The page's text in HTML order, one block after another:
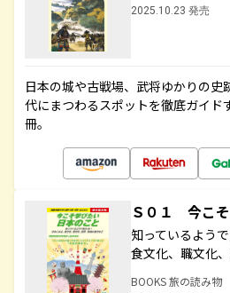
2025.10.23 発売
日本の城や古戦場、武将ゆかりの史
代にまつわるスポットを徹底ガイド
冊。
Ｓ０１ 今こ
知っているよう
食文化、職文化
BOOKS 旅の読み物